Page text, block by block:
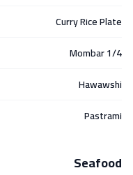
Curry Rice Plate
1/4 Mombar
Hawawshi
Pastrami
Seafood